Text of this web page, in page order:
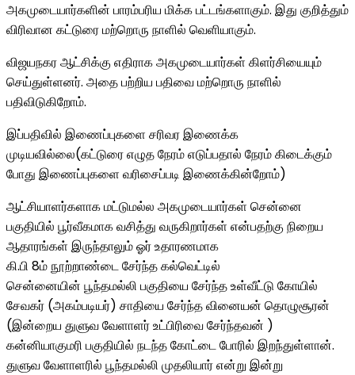
அகமுடையார்களின் பாரம்பரிய மிக்க பட்டங்களாகும். இது குறித்தும்
விரிவான கட்டுரை மற்றொரு நாளில் வெளியாகும்.
விஜயநகர ஆட்சிக்கு எதிராக அகமுடையார்கள் கிளர்சியையும்
செய்துள்ளனர். அதை பற்றிய பதிவை மற்றொரு நாளில்
பதிவிடுகிறோம்.
இப்பதிவில் இணைப்புகளை சரிவர இணைக்க
முடியவில்லை(கட்டுரை எழுத நேரம் எடுப்பதால் நேரம் கிடைக்கும்
போது இணைப்புகளை வரிசைப்படி இணைக்கின்றோம்)
ஆட்சியாளர்களாக மட்டுமல்ல அகமுடையார்கள் சென்னை
பகுதியில் பூர்வீகமாக வசித்து வருகிறார்கள் என்பதற்கு நிறைய
ஆதாரங்கள் இருந்தாலும் ஓர் உதாரணமாக
கி.பி 8ம் நூற்றாண்டை சேர்ந்த கல்வெட்டில்
சென்னையின் பூந்தமல்லி பகுதியை சேர்ந்த உள்வீட்டு கோயில்
சேவகர் (அகம்படியர்) சாதியை சேர்ந்த வினையன் தொழுசூரன்
(இன்றைய துளுவ வேளாளர் உட்பிரிவை சேர்ந்தவன் )
கன்னியாகுமரி பகுதியில் நடந்த கோட்டை போரில் இறந்துள்ளான்.
துளுவ வேளாளரில் பூந்தமல்லி முதலியார் என்று இன்று